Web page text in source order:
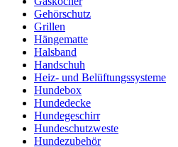
Gehörschutz
Grillen
Hängematte
Halsband
Handschuh
Heiz- und Belüftungssysteme
Hundebox
Hundedecke
Hundegeschirr
Hundeschutzweste
Hundezubehör